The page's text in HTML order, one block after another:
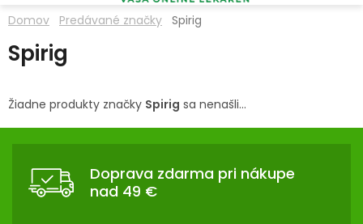
A
MINERÁLY
KOZMETIKA
TRÁVENIE
EROTIKA
Domov Predávané značky Spirig
Spirig
Žiadne produkty značky Spirig sa nenašli...
Doprava zdarma pri nákupe
nad 49 €